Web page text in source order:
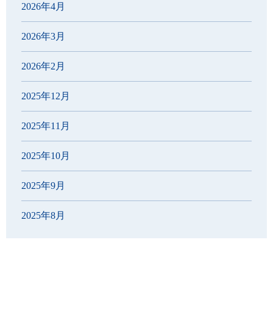
2026年4月
2026年3月
2026年2月
2025年12月
2025年11月
2025年10月
2025年9月
2025年8月